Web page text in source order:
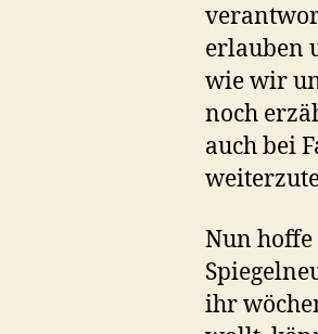
erlauben
wie wir
noch
auch bei
Nun hoffe
ihr